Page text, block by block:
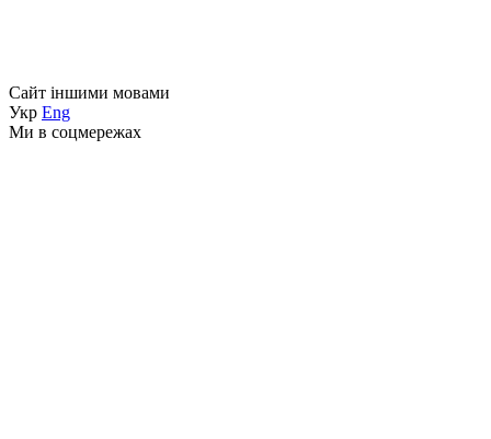
Сайт іншими мовами
Укр Eng
Ми в соцмережах